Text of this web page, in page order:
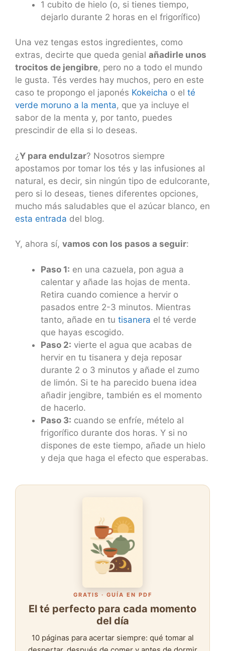
1 cubito de hielo (o, si tienes tiempo,
dejarlo durante 2 horas en el frigorífico)
Una vez tengas estos ingredientes, como
extras, decirte que queda genial añadirle unos
trocitos de jengibre, pero no a todo el mundo
le gusta. Tés verdes hay muchos, pero en este
caso te propongo el japonés Kokeicha o el té
verde moruno a la menta, que ya incluye el
sabor de la menta y, por tanto, puedes
prescindir de ella si lo deseas.
¿Y para endulzar? Nosotros siempre
apostamos por tomar los tés y las infusiones al
natural, es decir, sin ningún tipo de edulcorante,
pero si lo deseas, tienes diferentes opciones,
mucho más saludables que el azúcar blanco, en
esta entrada del blog.
Y, ahora sí, vamos con los pasos a seguir:
Paso 1: en una cazuela, pon agua a
calentar y añade las hojas de menta.
Retira cuando comience a hervir o
pasados entre 2-3 minutos. Mientras
tanto, añade en tu tisanera el té verde
que hayas escogido.
Paso 2: vierte el agua que acabas de
hervir en tu tisanera y deja reposar
durante 2 o 3 minutos y añade el zumo
de limón. Si te ha parecido buena idea
añadir jengibre, también es el momento
de hacerlo.
Paso 3: cuando se enfríe, mételo al
frigorífico durante dos horas. Y si no
dispones de este tiempo, añade un hielo
y deja que haga el efecto que esperabas.
GRATIS · GUÍA EN PDF
El té perfecto para cada momento
del día
10 páginas para acertar siempre: qué tomar al